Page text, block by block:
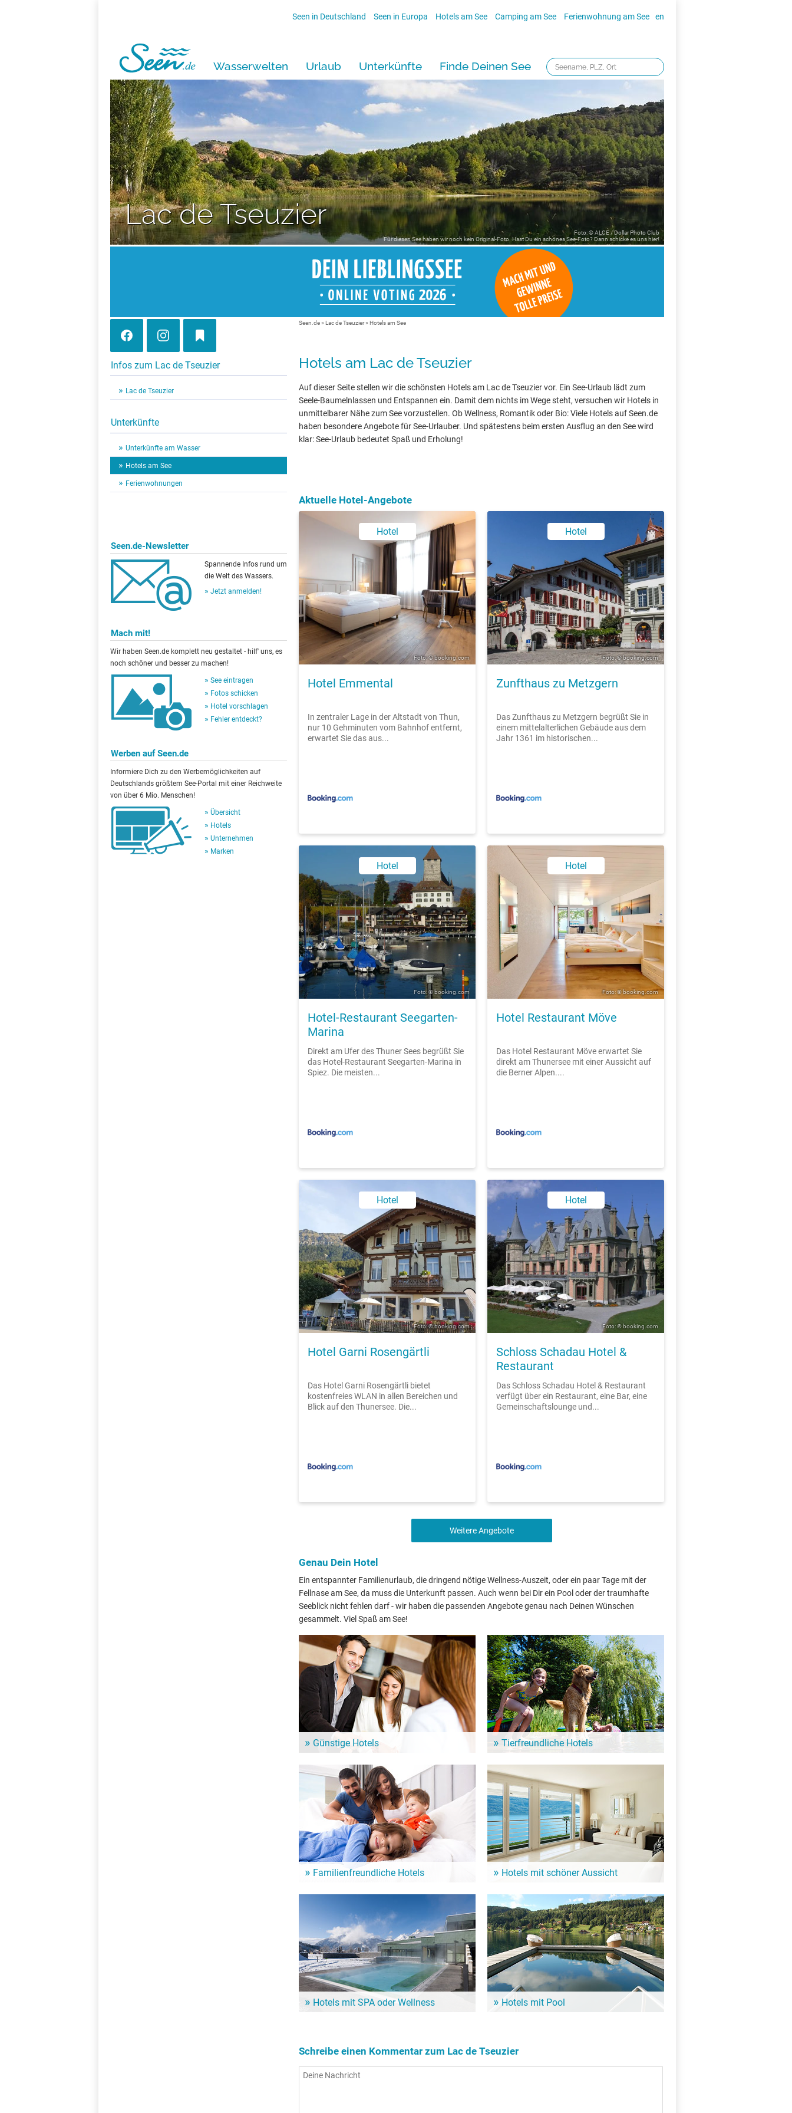
Seen in Deutschland Seen in Europa Hotels am See Camping am See Ferienwohnung am See en
Wasserwelten Urlaub Unterkünfte Finde Deinen See
Lac de Tseuzier
Foto: © ALCE / Dollar Photo Club
Für diesen See haben wir noch kein Original-Foto. Hast Du ein schönes See-Foto? Dann schicke es uns hier!
Infos zum Lac de Tseuzier
Lac de Tseuzier
Unterkünfte
Unterkünfte am Wasser
Hotels am See
Ferienwohnungen
Seen.de-Newsletter
Spannende Infos rund um
die Welt des Wassers.
Jetzt anmelden!
Mach mit!
Wir haben Seen.de komplett neu gestaltet - hilf' uns, es
noch schöner und besser zu machen!
See eintragen
Fotos schicken
Hotel vorschlagen
Fehler entdeckt?
Werben auf Seen.de
Informiere Dich zu den Werbemöglichkeiten auf
Deutschlands größtem See-Portal mit einer Reichweite
von über 6 Mio. Menschen!
Übersicht
Hotels
Unternehmen
Marken
Seen.de» Lac de Tseuzier» Hotels am See
Hotels am Lac de Tseuzier
Auf dieser Seite stellen wir die schönsten Hotels am Lac de Tseuzier vor. Ein See-Urlaub lädt zum
Seele-Baumelnlassen und Entspannen ein. Damit dem nichts im Wege steht, versuchen wir Hotels in
unmittelbarer Nähe zum See vorzustellen. Ob Wellness, Romantik oder Bio: Viele Hotels auf Seen.de
haben besondere Angebote für See-Urlauber. Und spätestens beim ersten Ausflug an den See wird
klar: See-Urlaub bedeutet Spaß und Erholung!
Aktuelle Hotel-Angebote
Hotel
Foto: © booking.com
Hotel Emmental
In zentraler Lage in der Altstadt von Thun,
nur 10 Gehminuten vom Bahnhof entfernt,
erwartet Sie das aus...
Hotel
Foto: © booking.com
Zunfthaus zu Metzgern
Das Zunfthaus zu Metzgern begrüßt Sie in
einem mittelalterlichen Gebäude aus dem
Jahr 1361 im historischen...
Hotel
Foto: © booking.com
Hotel-Restaurant Seegarten-
Marina
Direkt am Ufer des Thuner Sees begrüßt Sie
das Hotel-Restaurant Seegarten-Marina in
Spiez. Die meisten...
Hotel
Foto: © booking.com
Hotel Restaurant Möve
Das Hotel Restaurant Möve erwartet Sie
direkt am Thunersee mit einer Aussicht auf
die Berner Alpen....
Hotel
Foto: © booking.com
Hotel Garni Rosengärtli
Das Hotel Garni Rosengärtli bietet
kostenfreies WLAN in allen Bereichen und
Blick auf den Thunersee. Die...
Hotel
Foto: © booking.com
Schloss Schadau Hotel &
Restaurant
Das Schloss Schadau Hotel & Restaurant
verfügt über ein Restaurant, eine Bar, eine
Gemeinschaftslounge und...
Weitere Angebote
Genau Dein Hotel
Ein entspannter Familienurlaub, die dringend nötige Wellness-Auszeit, oder ein paar Tage mit der
Fellnase am See, da muss die Unterkunft passen. Auch wenn bei Dir ein Pool oder der traumhafte
Seeblick nicht fehlen darf - wir haben die passenden Angebote genau nach Deinen Wünschen
gesammelt. Viel Spaß am See!
Günstige Hotels
Hotels für Deinen nächsten See-Urlaub. Günstige
Hotels für ein Wochenende oder länger.
Tierfreundliche Hotels
in der Umgebung vom Lac de Tseuzier heißen auch
vierbeinige Gäste bei sich willkommen!
Familienfreundliche Hotels
zum Lac de Tseuzier und seinen zahlreichen
Hotels mit schöner Aussicht
Sehenswürdigkeit: Diese Hotels in der Nähe vom
Lac de Tseuzier bieten großartige Aussicht!
Hotels mit SPA oder Wellness Hotels mit Pool
Schreibe einen Kommentar zum Lac de Tseuzier